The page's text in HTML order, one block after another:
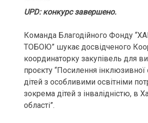
UPD: конкурс завершено.
Команда Благодійного Фонду
ТОБОЮ” шукає досвідченого
координаторку закупівель для
проєкту “Посилення інклюзивної
дітей з особливими освітніми
зокрема дітей з інвалідністю, в
області”.